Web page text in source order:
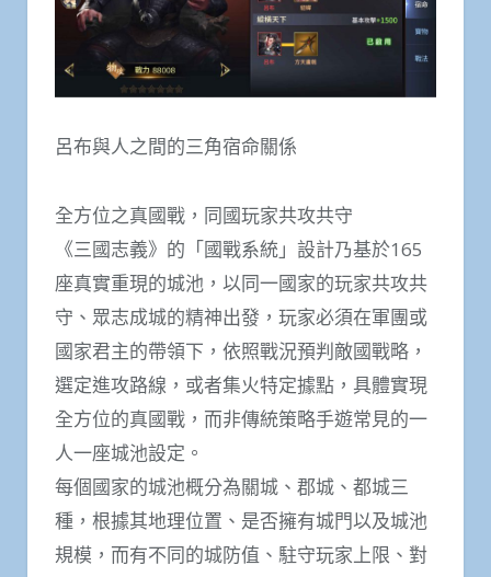
呂布與人之間的三角宿命關係
全方位之真國戰，同國玩家共攻共守
《三國志義》的「國戰系統」設計乃基於165
座真實重現的城池，以同一國家的玩家共攻共
守、眾志成城的精神出發，玩家必須在軍團或
國家君主的帶領下，依照戰況預判敵國戰略，
選定進攻路線，或者集火特定據點，具體實現
全方位的真國戰，而非傳統策略手遊常見的一
人一座城池設定。
每個國家的城池概分為關城、郡城、都城三
種，根據其地理位置、是否擁有城門以及城池
規模，而有不同的城防值、駐守玩家上限、對